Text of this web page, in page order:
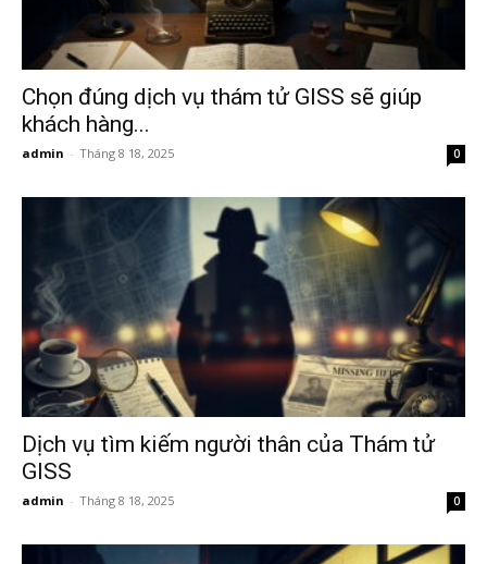
Tham
Phong,
thám
Chọn đúng dịch vụ thám tử GISS sẽ giúp
khách hàng...
admin - Tháng 8 18, 2025 0
Dịch vụ tìm kiếm người thân của Thám tử
GISS
admin - Tháng 8 18, 2025 0